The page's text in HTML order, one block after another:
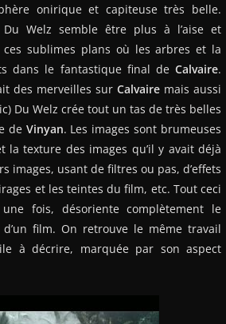
onirique et capiteuse très belle.
Welz semble être plus à l’aise et
ces sublimes plans où les arbres et la
dans le fantastique final de Calvaire.
des merveilles sur Calvaire mais aussi
Du Welz crée tout un tas de très belles
de Vinyan. Les images sont brumeuses
texture des images qu’il y avait déjà
images, usant de filtres ou pas, d’effets
et les teintes du film, etc. Tout ceci
fois, désoriente complètement le
film. On retrouve le même travail
à décrire, marquée par son aspect